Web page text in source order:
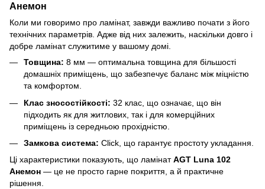
Анемон
Коли ми говоримо про ламінат, завжди важливо почати з його
технічних параметрів. Адже від них залежить, наскільки довго і
добре ламінат служитиме у вашому домі.
Товщина: 8 мм — оптимальна товщина для більшості
домашніх приміщень, що забезпечує баланс між міцністю
та комфортом.
Клас зносостійкості: 32 клас, що означає, що він
підходить як для житлових, так і для комерційних
приміщень із середньою прохідністю.
Замкова система: Click, що гарантує простоту укладання.
Ці характеристики показують, що ламінатAGT Luna 102
Анемон — це не просто гарне покриття, а й практичне
рішення.